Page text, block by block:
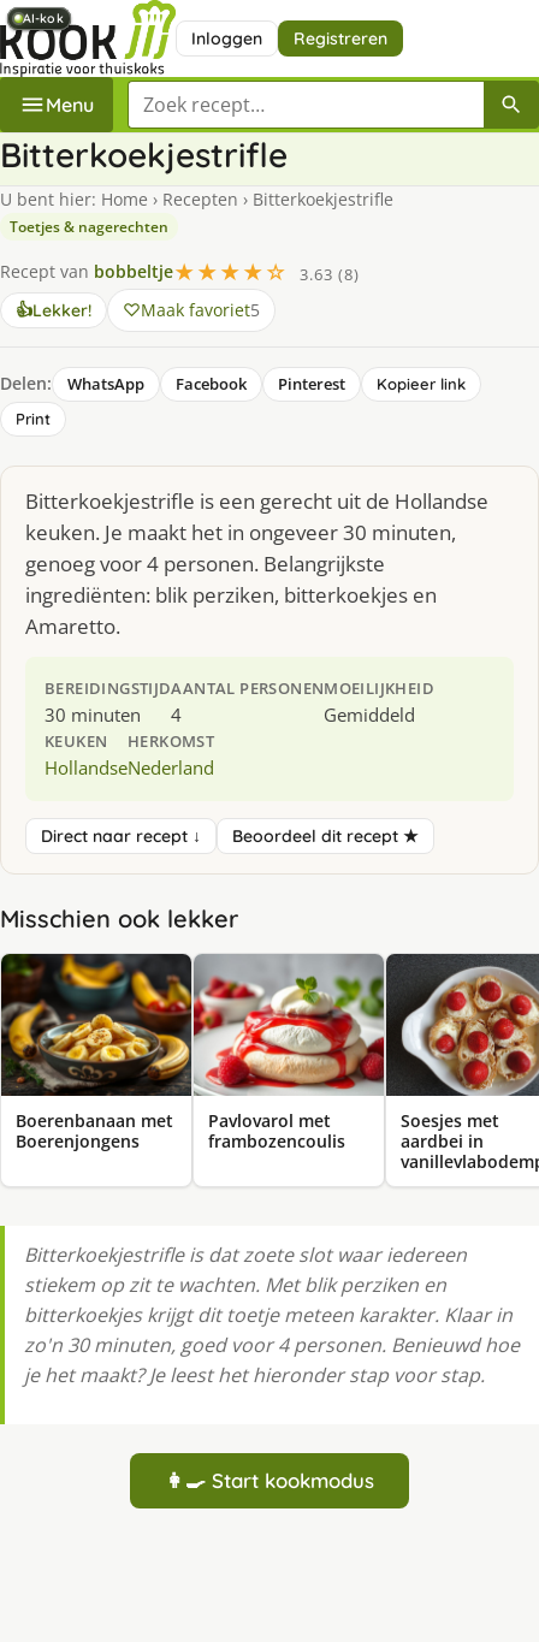
Inloggen Registreren
Menu Zoek een recept
Bitterkoekjestrifle
U bent hier: Home › Recepten › Bitterkoekjestrifle
Toetjes & nagerechten
Recept van bobbeltje★★★★☆
3.63 (8)
👍Lekker! Maak favoriet5
Delen: WhatsApp Facebook Pinterest
Kopieer link
Print
Bitterkoekjestrifle is een gerecht uit de Hollandse
keuken. Je maakt het in ongeveer 30 minuten,
genoeg voor 4 personen. Belangrijkste
ingrediënten: blik perziken, bitterkoekjes en
Amaretto.
BEREIDINGSTIJD
30 minuten
AANTAL PERSONEN
4
MOEILIJKHEID
Gemiddeld
KEUKEN
Hollandse
HERKOMST
Nederland
Direct naar recept ↓ Beoordeel dit recept ★
Misschien ook lekker
AI-kok
Boerenbanaan met
Boerenjongens
AI-kok
Pavlovarol met
frambozencoulis
Soesjes met
aardbei in
AI-kok
AI-kok
AI-kok
Bitterkoekjestrifle is dat zoete slot waar iedereen
stiekem op zit te wachten. Met blik perziken en
bitterkoekjes krijgt dit toetje meteen karakter. Klaar in
zo'n 30 minuten, goed voor 4 personen. Benieuwd hoe
je het maakt? Je leest het hieronder stap voor stap.
👩‍🍳 Start kookmodus